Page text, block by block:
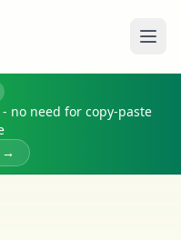
no need for copy-paste
→